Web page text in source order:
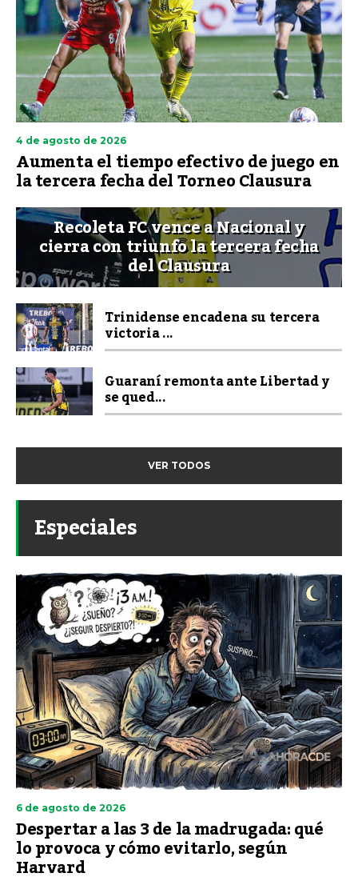
4 de agosto de 2026
Aumenta el tiempo efectivo de juego en
la tercera fecha del Torneo Clausura
Recoleta FC vence a Nacional y
cierra con triunfo la tercera fecha
del Clausura
Trinidense encadena su tercera
victoria ...
Guaraní remonta ante Libertad y
se qued...
VER TODOS
Especiales
6 de agosto de 2026
Despertar a las 3 de la madrugada: qué
lo provoca y cómo evitarlo, según
Harvard